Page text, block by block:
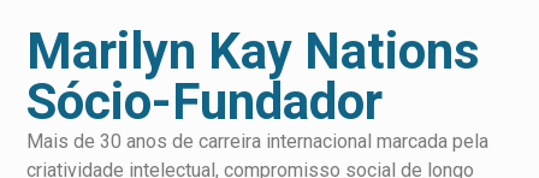
Marilyn Kay Nations
Sócio-Fundador
Mais de 30 anos de carreira internacional marcada pela
criatividade intelectual, compromisso social de longo